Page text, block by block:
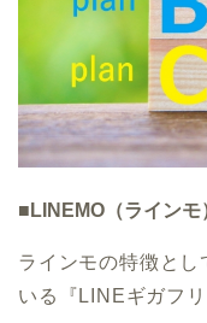
■LINEMO（ラインモ
ラインモの特徴と
いる『LINEギガフ